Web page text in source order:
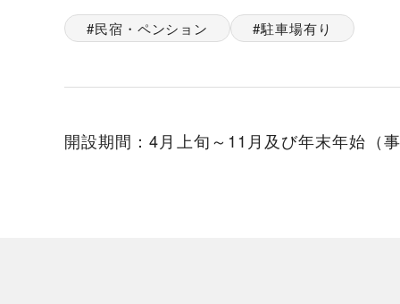
民宿・ペンション 駐車場有り
開設期間：4月上旬～11月及び年末年始（